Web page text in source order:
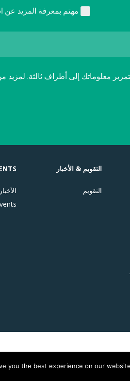
مهتم بمعرفة المزيد عن
معلوماتك إلى أطراف ثالثة. لمزيد
التقويم & الأخبار
التقويم
الأخبار
you the best experience on our